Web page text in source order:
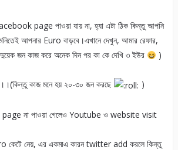
page পাওয়া যায় না, হ্যা এটা ঠিক কিন্তু আপনি
আপনার Euro বাড়বে।এখানে দেখুন, আমার রেফার,
জন কাজ করে অনেক দিন পর কা কে দেখি ৩ ইউর
)
কাজ মনে হয় ২০-৩০ জন করছে )
না পাওয়া গেলেও Youtube ও website visit
কেটে নেয়, এর একমাএ কারন twitter add করলে কিন্তু